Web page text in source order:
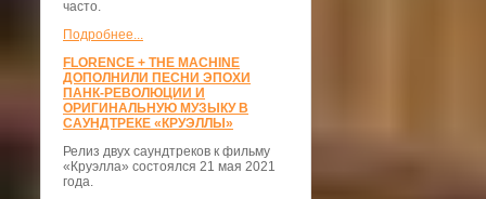
часто.
Подробнее...
FLORENCE + THE MACHINE
ДОПОЛНИЛИ ПЕСНИ ЭПОХИ
ПАНК-РЕВОЛЮЦИИ И
ОРИГИНАЛЬНУЮ МУЗЫКУ В
САУНДТРЕКЕ «КРУЭЛЛЫ»
Релиз двух саундтреков к фильму
«Круэлла» состоялся 21 мая 2021
года.